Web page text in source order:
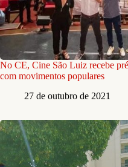
No CE, Cine São Luiz recebe
com movimentos populares
27 de outubro de 2021